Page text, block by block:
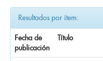
Resultados por ítem:
Fecha de
publicación
Título